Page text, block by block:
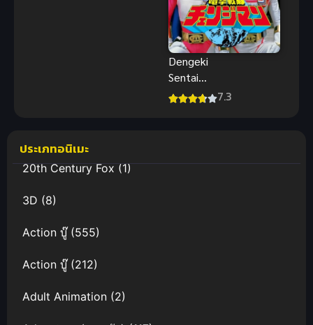
Dengeki
Sentai
Changeman7.3
ประเภทอนิเมะ
20th Century Fox(1)
3D (8)
Action บู๊(555)
Action บู๊(212)
Adult Animation (2)